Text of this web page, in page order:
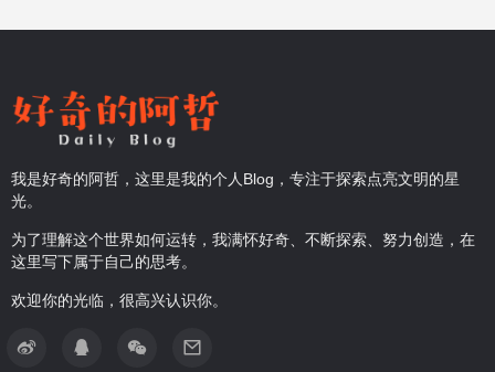
我是好奇的阿哲，这里是我的个人Blog，专注于探索点亮文明的星
光。
为了理解这个世界如何运转，我满怀好奇、不断探索、努力创造，在
这里写下属于自己的思考。
欢迎你的光临，很高兴认识你。